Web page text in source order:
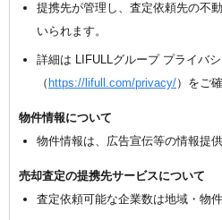
提携先が管理し、査定依頼先の不
いられます。
詳細は LIFULLグループ プライバ
（ https://lifull.com/privacy/）をご
物件情報について
物件情報は、広告宣伝等の情報提
売却査定の提携先サービスについて
査定依頼可能な企業数は地域・物